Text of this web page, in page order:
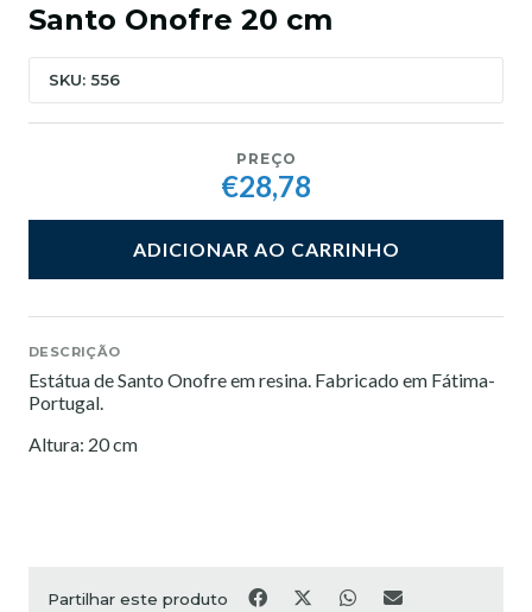
Santo Onofre 20 cm
SKU: 556
PREÇO
€28,78
ADICIONAR AO CARRINHO
DESCRIÇÃO
Estátua de Santo Onofre em resina. Fabricado em Fátima-
Portugal.
Altura: 20 cm
Partilhar este produto